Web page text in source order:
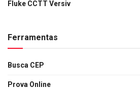
Fluke CCTT Versiv
Ferramentas
Busca CEP
Prova Online